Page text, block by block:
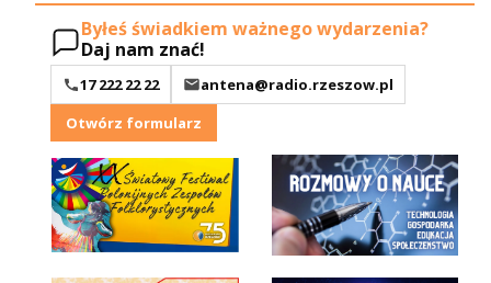
Byłeś świadkiem ważnego wydarzenia?
Daj nam znać!
17 222 22 22
antena@radio.rzeszow.pl
Otwórz formularz